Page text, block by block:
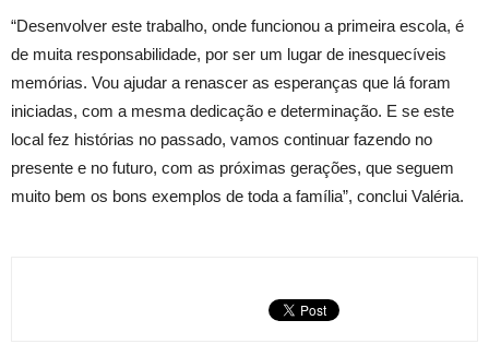
“Desenvolver este trabalho, onde funcionou a primeira escola, é
de muita responsabilidade, por ser um lugar de inesquecíveis
memórias. Vou ajudar a renascer as esperanças que lá foram
iniciadas, com a mesma dedicação e determinação. E se este
local fez histórias no passado, vamos continuar fazendo no
presente e no futuro, com as próximas gerações, que seguem
muito bem os bons exemplos de toda a família”, conclui Valéria.